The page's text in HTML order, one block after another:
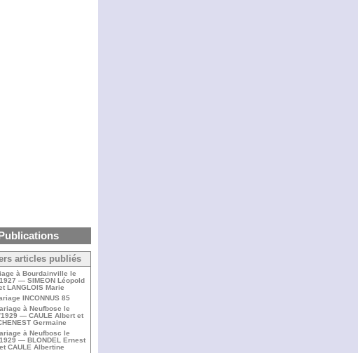
articles publiés
à Bourdainville le
— SIMEON Léopold
LANGLOIS Marie
INCONNUS 85
à Neufbosc le
— CAULE Albert et
Germaine
à Neufbosc le
— BLONDEL Ernest
CAULE Albertine